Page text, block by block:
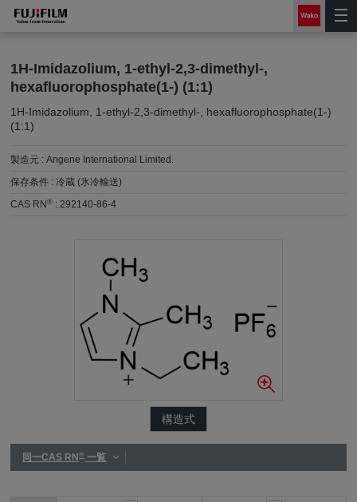
1H-Imidazolium, 1-ethyl-2,3-dimethyl-,
hexafluorophosphate(1-) (1:1)
1H-Imidazolium, 1-ethyl-2,3-dimethyl-, hexafluorophosphate(1-)
(1:1)
製造元 :Angene International Limited.
保存条件 :冷蔵 (氷冷輸送)
CAS RN® :292140-86-4
構造式
同一CAS RN®一覧